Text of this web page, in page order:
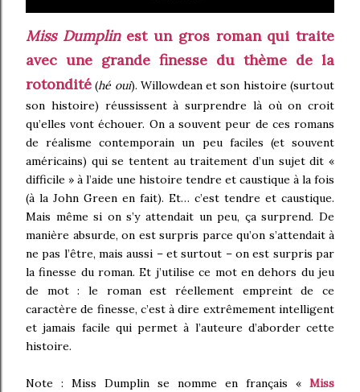
Miss Dumplinest un gros roman qui traite
avec une grande finesse du thème de la
rotondité (hé oui). Willowdean et son histoire (surtout
son histoire) réussissent à surprendre là où on croit
qu’elles vont échouer. On a souvent peur de ces romans
de réalisme contemporain un peu faciles (et souvent
américains) qui se tentent au traitement d’un sujet dit «
difficile » à l’aide une histoire tendre et caustique à la fois
(à la John Green en fait). Et… c’est tendre et caustique.
Mais même si on s’y attendait un peu, ça surprend. De
manière absurde, on est surpris parce qu’on s’attendait à
ne pas l’être, mais aussi – et surtout – on est surpris par
la finesse du roman. Et j’utilise ce mot en dehors du jeu
de mot : le roman est réellement empreint de ce
caractère de finesse, c’est à dire extrêmement intelligent
et jamais facile qui permet à l’auteure d’aborder cette
histoire.
Note : Miss Dumplin se nomme en français « Miss